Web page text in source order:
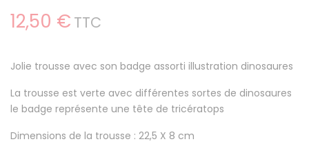
12,50 € TTC
Jolie trousse avec son badge assorti illustration dinosaures
La trousse est verte avec différentes sortes de dinosaures
le badge représente une tête de tricératops
Dimensions de la trousse : 22,5 X 8 cm